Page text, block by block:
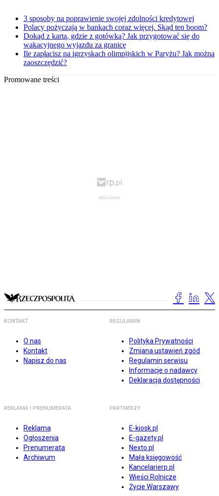
3 sposoby na poprawienie swojej zdolności kredytowej
Polacy pożyczają w bankach coraz więcej. Skąd ten boom?
Dokąd z kartą, gdzie z gotówką? Jak przygotować się do
wakacyjnego wyjazdu za granicę
Ile zapłacisz na igrzyskach olimpijskich w Paryżu? Jak można
zaoszczędzić?
Promowane treści
KONTAKT
O nas
Kontakt
Napisz do nas
REGULAMIN
Polityka Prywatności
Zmiana ustawień zgód
Regulamin serwisu
Informacje o nadawcy
Deklaracja dostępności
REKLAMA I PRENUMERATA
Reklama
Ogłoszenia
Prenumerata
Archiwum
PARTNERZY
E-kiosk.pl
E-gazety.pl
Nexto.pl
Mała księgowość
Kancelarierp.pl
Wieści Rolnicze
Życie Warszawy